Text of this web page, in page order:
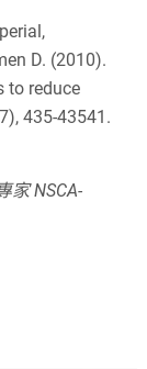
D. (2010).
to reduce
435-43541.
家 NSCA-